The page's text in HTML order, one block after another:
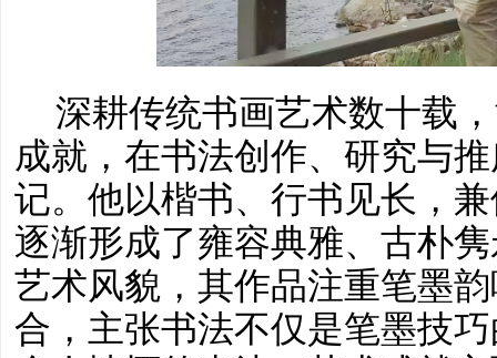
深耕传统书画艺术数十载
成就，在书法创作、研究与
记。他以楷书、行书见长，
逐渐形成了雍容典雅、古朴
艺术风貌，其作品注重笔墨
合，主张书法不仅是笔墨技